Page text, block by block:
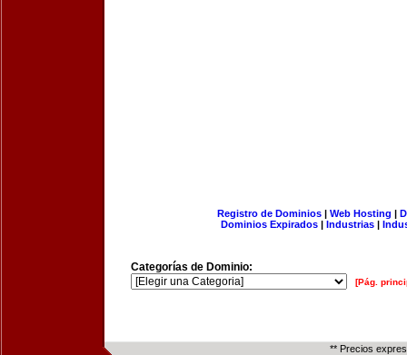
Registro de Dominios| Web Hosting |
Dominios Expirados | Industrias |
Categorías de Dominio:
[Pág.
** Precios